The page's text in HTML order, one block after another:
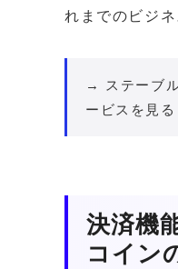
れまでのビジ
→ ステーブ
ービスを見
決済機
コイン